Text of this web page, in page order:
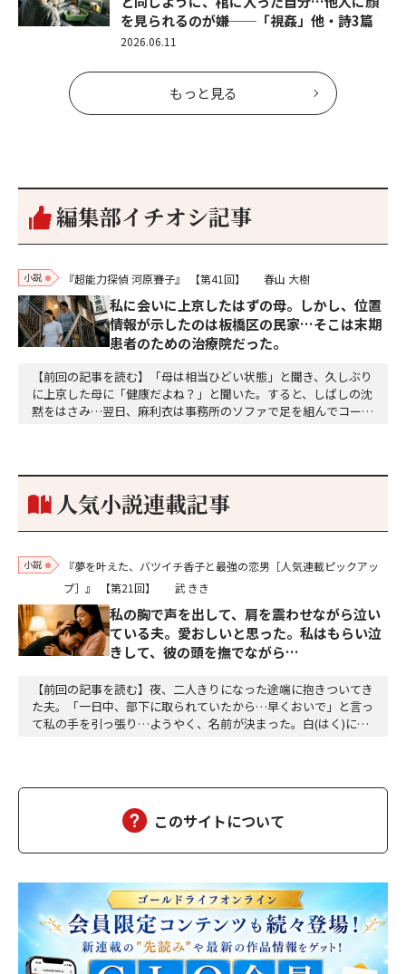
を見られるのが嫌──「視姦」他・詩3篇
2026.06.11
もっと見る
編集部イチオシ記事
小説 『超能力探偵 河原賽子』 【第41回】 春山 大樹
私に会いに上京したはずの母。しかし、位置
情報が示したのは板橋区の民家…そこは末期
患者のための治療院だった。
【前回の記事を読む】「母は相当ひどい状態」と聞き、久しぶり
に上京した母に「健康だよね？」と聞いた。すると、しばしの沈
黙をはさみ…翌日、麻利衣は事務所のソファで足を組んでコーヒ
個のサイコロが握られていた。「やはり私はあなたの超…
人気小説連載記事
小説
『夢を叶えた、バツイチ香子と最強の恋男［人気連載ピックアッ
プ］』
【第21回】 武 きき
私の胸で声を出して、肩を震わせながら泣い
ている夫。愛おしいと思った。私はもらい泣
きして、彼の頭を撫でながら…
【前回の記事を読む】夜、二人きりになった途端に抱きついてき
た夫。「一日中、部下に取られていたから…早くおいで」と言っ
て私の手を引っ張り…ようやく、名前が決まった。白(はく)に決
ふふ」「母さんだって、二個食べただろう」「あら、…
このサイトについて